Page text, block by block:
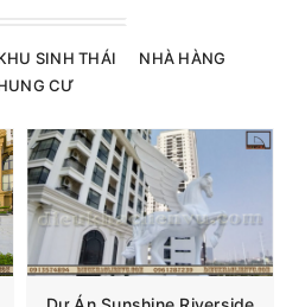
SINH THÁI
NHÀ HÀNG
CƯ